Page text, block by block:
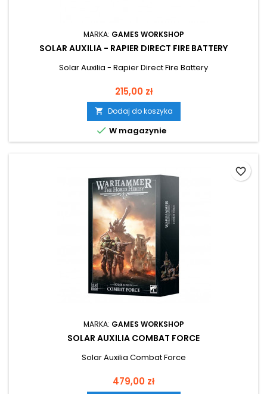
MARKA: GAMES WORKSHOP
SOLAR AUXILIA - RAPIER DIRECT FIRE BATTERY
Solar Auxilia - Rapier Direct Fire Battery
Cena
215,00 zł
 Dodaj do koszyka
 W magazynie
MARKA: GAMES WORKSHOP
SOLAR AUXILIA COMBAT FORCE
Solar Auxilia Combat Force
Cena
479,00 zł
favorite_border